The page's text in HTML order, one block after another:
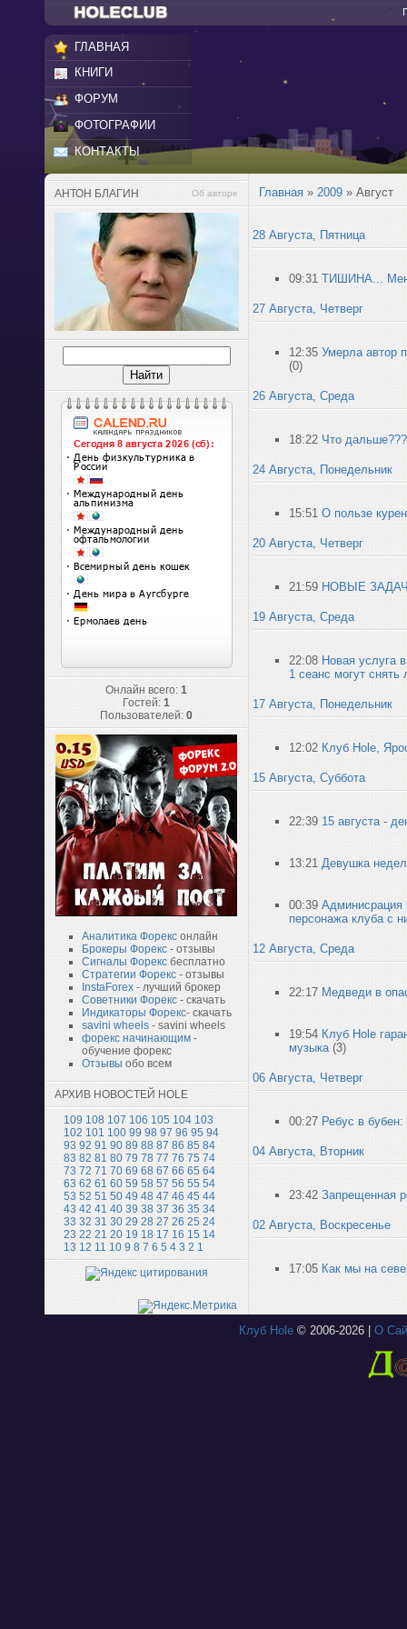
ГЛАВНАЯ
КНИГИ
ФОРУМ
ФОТОГРАФИИ
КОНТАКТЫ
АНТОН БЛАГИН Об авторе
Онлайн всего: 1
Гостей: 1
Пользователей: 0
Аналитика Форекс онлайн
Брокеры Форекс - отзывы
Сигналы Форекс бесплатно
Стратегии Форекс - отзывы
InstaForex - лучший брокер
Советники Форекс - скачать
Индикаторы Форекс- скачать
savini wheels - savini wheels
форекс начинающим -
обучение форекс
Отзывы обо всем
АРХИВ НОВОСТЕЙ HOLE
109 108 107 106 105 104 103
102 101 100 99 98 97 96 95 94
93 92 91 90 89 88 87 86 85 84
83 82 81 80 79 78 77 76 75 74
73 72 71 70 69 68 67 66 65 64
63 62 61 60 59 58 57 56 55 54
53 52 51 50 49 48 47 46 45 44
43 42 41 40 39 38 37 36 35 34
33 32 31 30 29 28 27 26 25 24
23 22 21 20 19 18 17 16 15 14
13 12 11 10 9 8 7 6 5 4 3 2 1
Главная » 2009 » Август
28 Августа, Пятница
09:31 ТИШИНА...
27 Августа, Четверг
12:35 Умерла автор
(0)
26 Августа, Среда
18:22 Что дальше???
24 Августа, Понедельник
15:51 О пользе
20 Августа, Четверг
21:59 НОВЫЕ
19 Августа, Среда
22:08 Новая услуга
1 сеанс могут
17 Августа, Понедельник
12:02 Клуб Hole,
15 Августа, Суббота
22:39 15 августа -
13:21 Девушка
00:39 Админисрация
персонажа клуба с
12 Августа, Среда
22:17 Медведи в
19:54 Клуб Hole
музыка (3)
06 Августа, Четверг
00:27 Ребус в
04 Августа, Вторник
23:42 Запрещенная
02 Августа, Воскресенье
17:05 Как мы на
Клуб Hole© 2006-2026 | О